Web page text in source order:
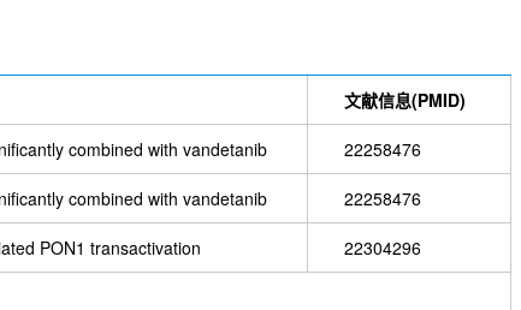
文献信息(PMID)
combined with vandetanib 22258476
combined with vandetanib 22258476
PON1 transactivation 22304296